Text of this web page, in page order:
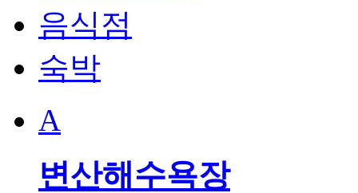
음식점
숙박
A
변산해수욕장